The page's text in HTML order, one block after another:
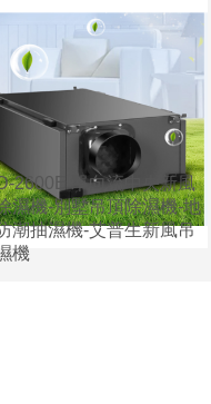
2600E 單向流中央新風
濕機-別墅吊頂除濕機-地
潮抽濕機-艾普生新風吊
機